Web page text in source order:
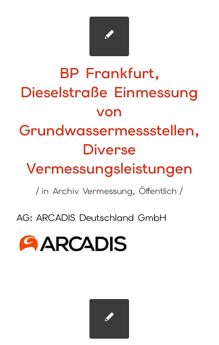
BP Frankfurt,
Dieselstraße Einmessung
von
Grundwassermessstellen,
Diverse
Vermessungsleistungen
/ inArchiv Vermessung,Öffentlich /
AG: ARCADIS Deutschland GmbH